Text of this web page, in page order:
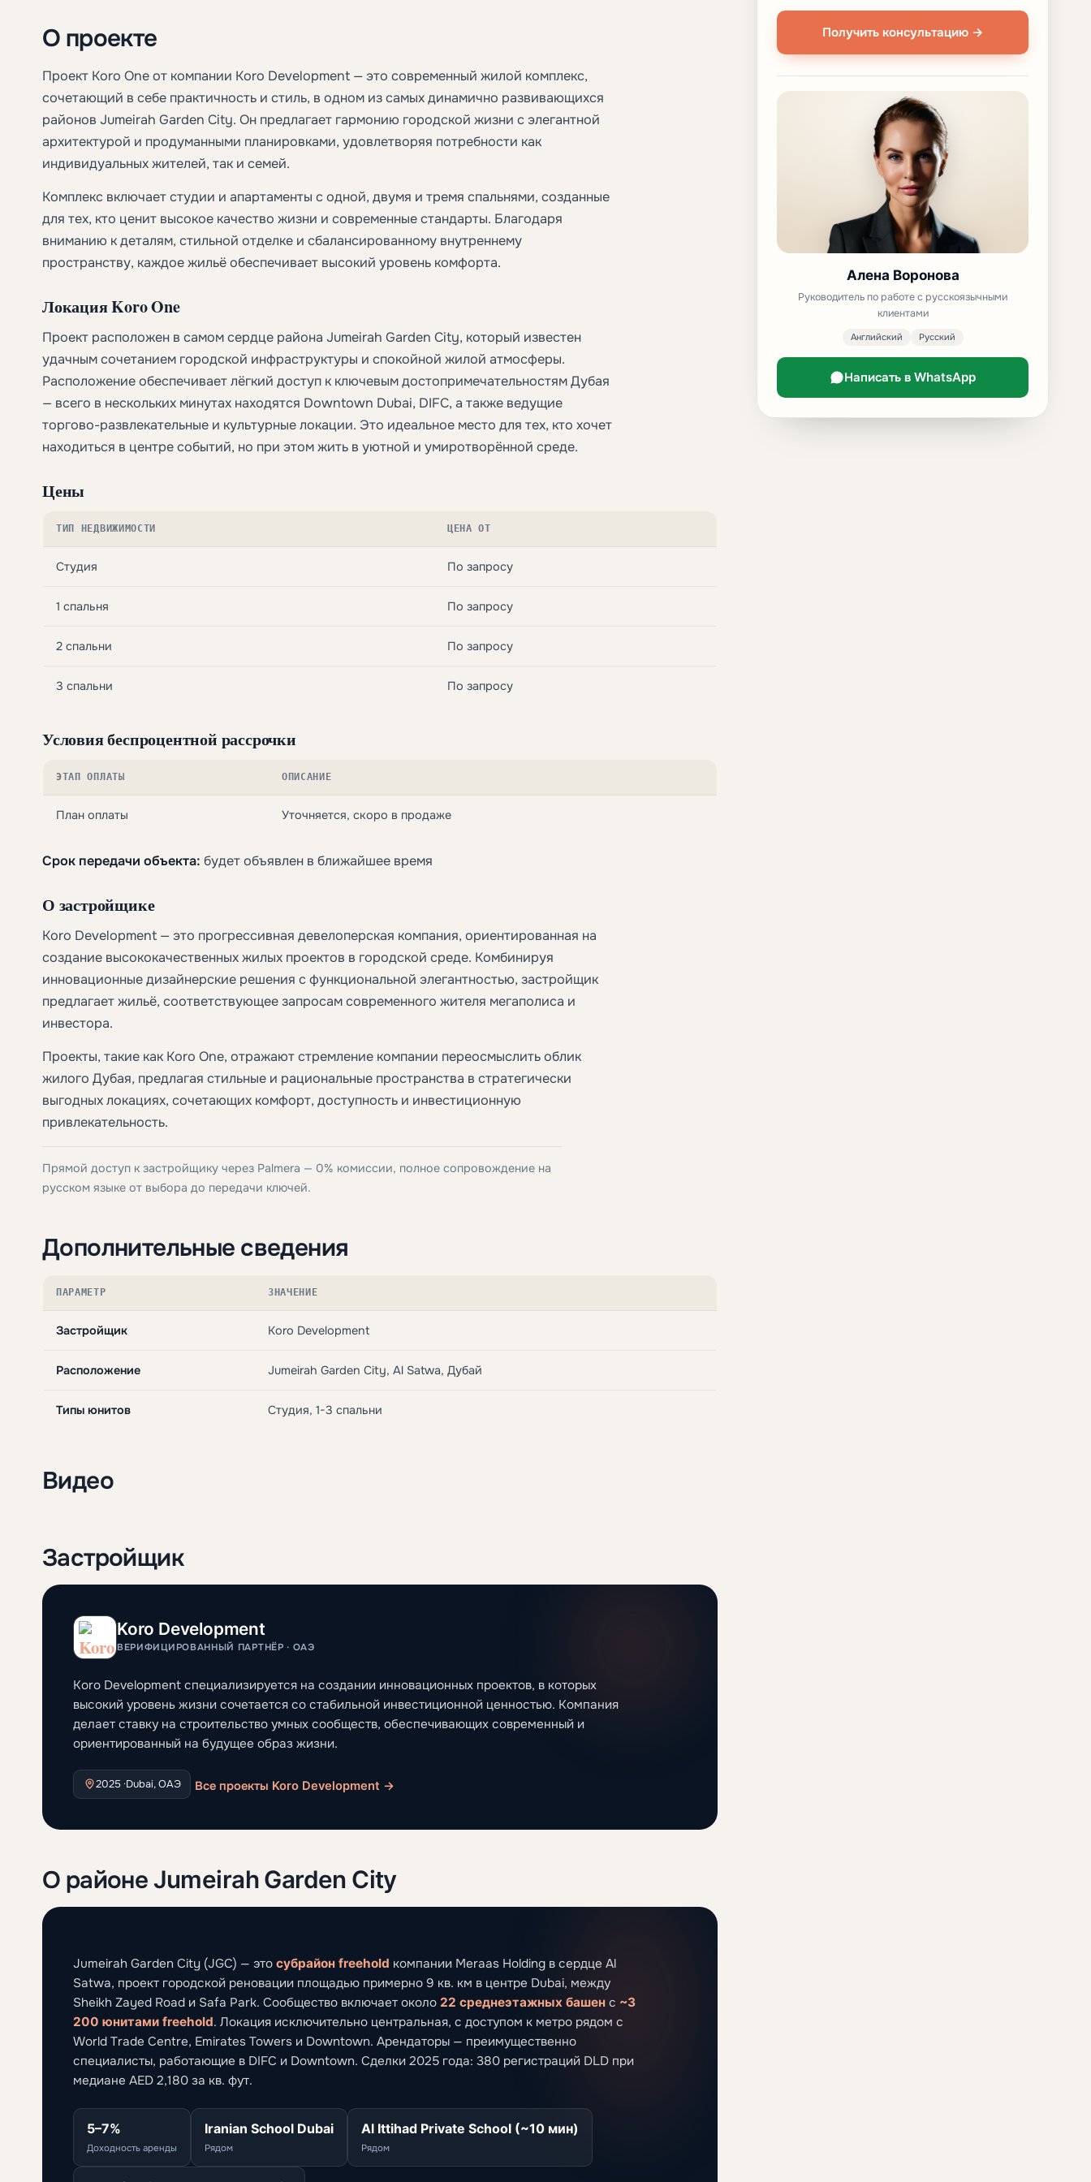
О проекте
Проект Koro One от компании Koro Development — это современный жилой комплекс,
сочетающий в себе практичность и стиль, в одном из самых динамично развивающихся
районов Jumeirah Garden City. Он предлагает гармонию городской жизни с элегантной
архитектурой и продуманными планировками, удовлетворяя потребности как
индивидуальных жителей, так и семей.
Комплекс включает студии и апартаменты с одной, двумя и тремя спальнями, созданные
для тех, кто ценит высокое качество жизни и современные стандарты. Благодаря
вниманию к деталям, стильной отделке и сбалансированному внутреннему
пространству, каждое жильё обеспечивает высокий уровень комфорта.
Локация Koro One
Проект расположен в самом сердце района Jumeirah Garden City, который известен
удачным сочетанием городской инфраструктуры и спокойной жилой атмосферы.
Расположение обеспечивает лёгкий доступ к ключевым достопримечательностям Дубая
— всего в нескольких минутах находятся Downtown Dubai, DIFC, а также ведущие
торгово-развлекательные и культурные локации. Это идеальное место для тех, кто хочет
находиться в центре событий, но при этом жить в уютной и умиротворённой среде.
Цены
ТИП НЕДВИЖИМОСТИ ЦЕНА ОТ
Студия По запросу
1 спальня По запросу
2 спальни По запросу
3 спальни По запросу
Условия беспроцентной рассрочки
ЭТАП ОПЛАТЫ ОПИСАНИЕ
План оплаты Уточняется, скоро в продаже
Срок передачи объекта: будет объявлен в ближайшее время
О застройщике
Koro Development — это прогрессивная девелоперская компания, ориентированная на
создание высококачественных жилых проектов в городской среде. Комбинируя
инновационные дизайнерские решения с функциональной элегантностью, застройщик
предлагает жильё, соответствующее запросам современного жителя мегаполиса и
инвестора.
Проекты, такие как Koro One, отражают стремление компании переосмыслить облик
жилого Дубая, предлагая стильные и рациональные пространства в стратегически
выгодных локациях, сочетающих комфорт, доступность и инвестиционную
привлекательность.
Прямой доступ к застройщику через Palmera — 0% комиссии, полное сопровождение на
русском языке от выбора до передачи ключей.
Дополнительные сведения
ПАРАМЕТР ЗНАЧЕНИЕ
Застройщик Koro Development
Расположение Jumeirah Garden City, Al Satwa, Дубай
Типы юнитов Студия, 1-3 спальни
Видео
Застройщик
Koro Development
ВЕРИФИЦИРОВАННЫЙ ПАРТНЁР · ОАЭ
Koro Development специализируется на создании инновационных проектов, в которых
высокий уровень жизни сочетается со стабильной инвестиционной ценностью. Компания
делает ставку на строительство умных сообществ, обеспечивающих современный и
ориентированный на будущее образ жизни.
2025 ·Dubai, ОАЭ Все проекты Koro Development →
О районе Jumeirah Garden City
Jumeirah Garden City (JGC) — это субрайон freehold компании Meraas Holding в сердце Al
Satwa, проект городской реновации площадью примерно 9 кв. км в центре Dubai, между
Sheikh Zayed Road и Safa Park. Сообщество включает около 22 среднеэтажных башен с ~3
200 юнитами freehold. Локация исключительно центральная, с доступом к метро рядом с
World Trade Centre, Emirates Towers и Downtown. Арендаторы — преимущественно
специалисты, работающие в DIFC и Downtown. Сделки 2025 года: 380 регистраций DLD при
медиане AED 2,180 за кв. фут.
5–7%
Доходность аренды
Iranian School Dubai
Рядом
Al Ittihad Private School (~10 мин)
Рядом
Получить консультацию →
Алена Воронова
Руководитель по работе с русскоязычными
клиентами
Английский Русский
Написать в WhatsApp